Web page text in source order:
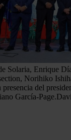
Solaria, Enrique
Norihiko
presencia del
García-Page.